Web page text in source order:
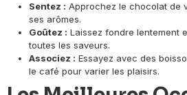
Sentez : Approchez le chocolat de
ses arômes.
Goûtez : Laissez fondre lentement
toutes les saveurs.
Associez : Essayez avec des
le café pour varier les plaisirs.